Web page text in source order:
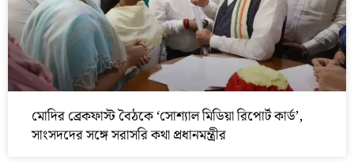
মোদির ব্রেকফাস্ট বৈঠকে ‘সোশ্যাল মিডিয়া রিপোর্ট কার্ড’,
সাংসদদের সঙ্গে সরাসরি কথা প্রধানমন্ত্রীর